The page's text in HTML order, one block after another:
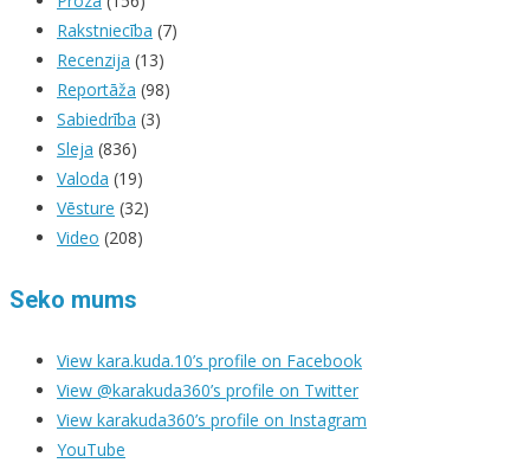
Rakstniecība (7)
Recenzija (13)
Reportāža (98)
Sabiedrība (3)
Sleja (836)
Valoda (19)
Vēsture (32)
Video (208)
Seko mums
View kara.kuda.10’s profile on Facebook
View @karakuda360’s profile on Twitter
View karakuda360’s profile on Instagram
YouTube